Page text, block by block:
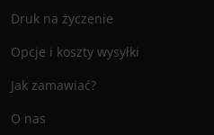
Druk na życzenie
Opcje i koszty wysyłki
Jak zamawiać?
O nas